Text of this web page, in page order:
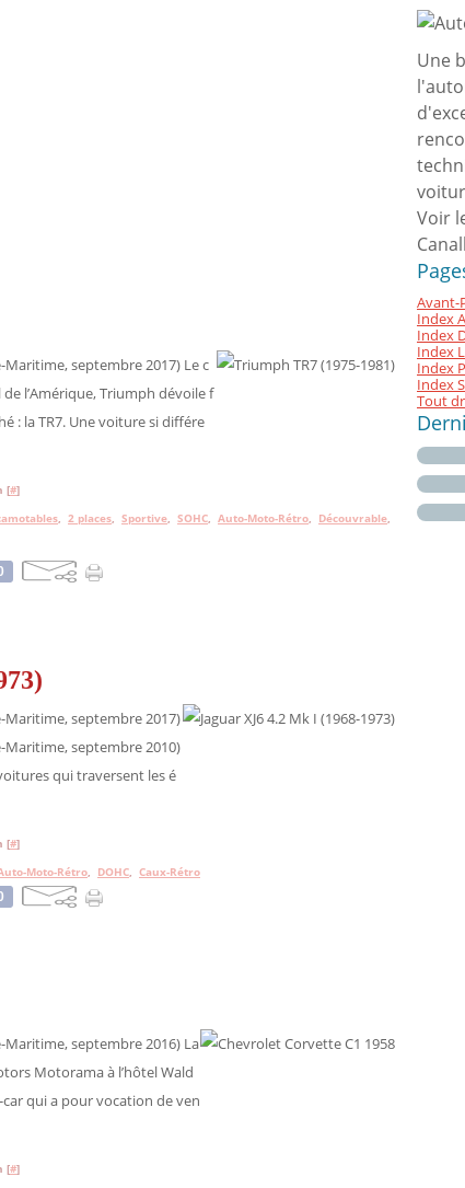
septembre 2017) Le c
l’Amérique, Triumph dévoile f
: la TR7. Une voiture si différe
[#]
, 2 places, Sportive, SOHC, Auto-Moto-Rétro, Découvrable,
Maritime, septembre 2017)
Maritime, septembre 2010)
qui traversent les é
[#]
Moto-Rétro, DOHC, Caux-Rétro
Maritime, septembre 2016) La
Motorama à l’hôtel Wald
qui a pour vocation de ven
[#]
Une
Voir
Avant-
Index
Index
Index
Index
Index
Tout